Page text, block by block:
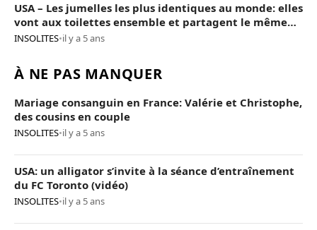
USA – Les jumelles les plus identiques au monde: elles
vont aux toilettes ensemble et partagent le même
conjoint
INSOLITES•il y a 5 ans
À NE PAS MANQUER
Mariage consanguin en France: Valérie et Christophe,
des cousins en couple
INSOLITES•il y a 5 ans
USA: un alligator s’invite à la séance d’entraînement
du FC Toronto (vidéo)
INSOLITES•il y a 5 ans